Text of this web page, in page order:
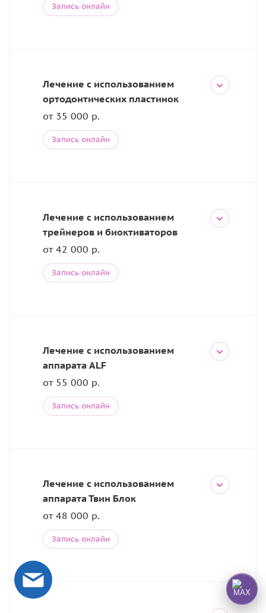
Запись онлайн
Лечение с использованием
ортодонтических пластинок
от 35 000 р.
Запись онлайн
Лечение с использованием
трейнеров и биоктиваторов
от 42 000 р.
Запись онлайн
Лечение с использованием
аппарата ALF
от 55 000 р.
Запись онлайн
Лечение с использованием
аппарата Твин Блок
от 48 000 р.
Запись онлайн